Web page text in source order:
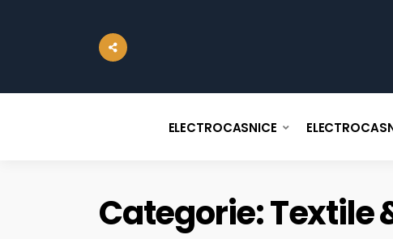
ELECTROCASNICE
Categorie:Textile